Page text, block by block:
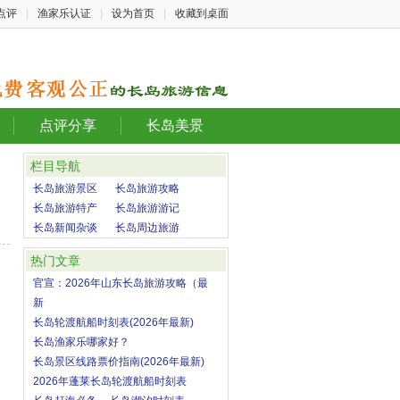
评 渔家乐认证 设为首页 收藏到桌面
点评分享 长岛美景
栏目导航
长岛旅游景区
长岛旅游攻略
长岛旅游特产
长岛旅游游记
长岛新闻杂谈
长岛周边旅游
热门文章
官宣：2026年山东长岛旅游攻略（最
新
长岛轮渡航船时刻表(2026年最新)
长岛渔家乐哪家好？
长岛景区线路票价指南(2026年最新)
2026年蓬莱长岛轮渡航船时刻表